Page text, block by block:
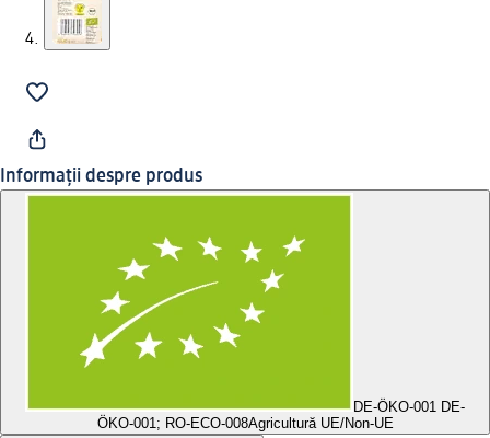
Informații despre produs
DE-ÖKO-001 DE-
ÖKO-001; RO-ECO-008Agricultură UE/Non-UE